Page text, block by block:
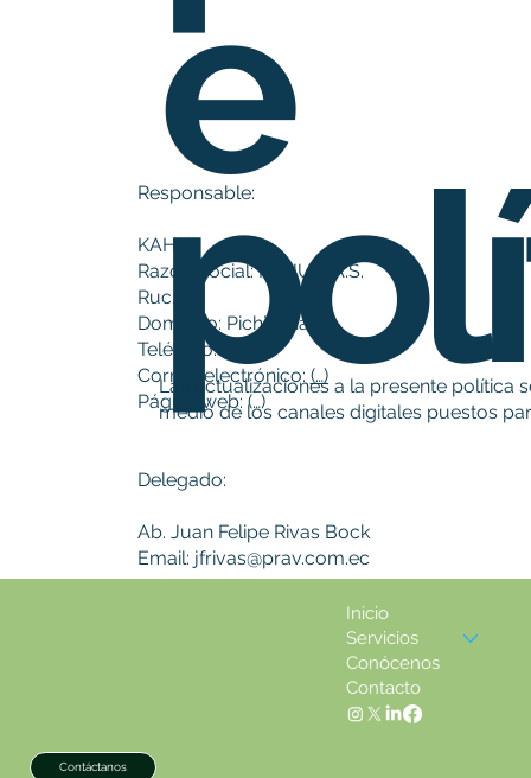
Responsable:
KAHU
Razón Social: KAHU S.A.S.
Ruc.
Domicilio: Pichincha
Teléfono:
Correo electrónico: (…)
Página web: (…)
Delegado:
Ab. Juan Felipe Rivas Bock
Email: jfrivas@prav.com.ec
Persona natural encargada de informar al
sus obligaciones legales en materia de
cumplimiento normativo al respecto, y de
Personales, sirviendo como punto de
tratamiento de datos. (Artículo 4 LOPD)
e
Las actualizaciones a la presente política
medio de los canales digitales puestos
Inicio
Servicios
Conócenos
Contacto
Contáctanos